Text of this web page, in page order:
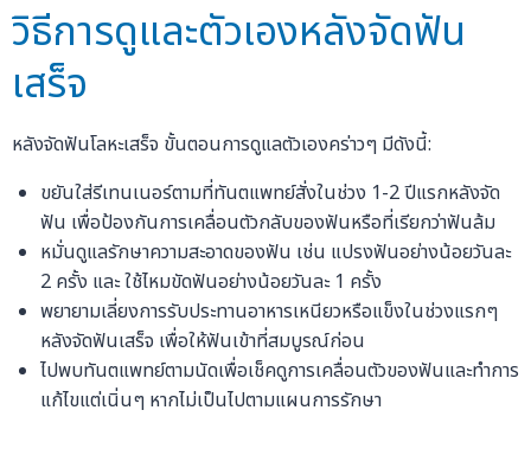
วิธีการดูและตัวเองหลังจัดฟัน
เสร็จ
หลังจัดฟันโลหะเสร็จ ขั้นตอนการดูแลตัวเองคร่าวๆ มีดังนี้:
ขยันใส่รีเทนเนอร์ตามที่ทันตแพทย์สั่งในช่วง 1-2 ปีแรกหลังจัด
ฟัน เพื่อป้องกันการเคลื่อนตัวกลับของฟันหรือที่เรียกว่าฟันล้ม
หมั่นดูแลรักษาความสะอาดของฟัน เช่น แปรงฟันอย่างน้อยวันละ
2 ครั้ง และ ใช้ไหมขัดฟันอย่างน้อยวันละ 1 ครั้ง
พยายามเลี่ยงการรับประทานอาหารเหนียวหรือแข็งในช่วงแรกๆ
หลังจัดฟันเสร็จ เพื่อให้ฟันเข้าที่สมบูรณ์ก่อน
ไปพบทันตแพทย์ตามนัดเพื่อเช็คดูการเคลื่อนตัวของฟันและทำการ
แก้ไขแต่เนิ่นๆ หากไม่เป็นไปตามแผนการรักษา